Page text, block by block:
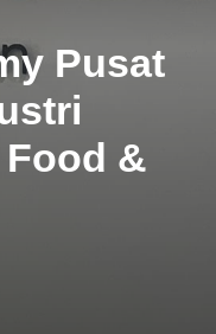
Pusat
&